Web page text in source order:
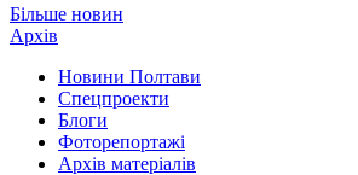
Більше новин
Архів
Новини Полтави
Спецпроекти
Блоги
Фоторепортажі
Архів матеріалів